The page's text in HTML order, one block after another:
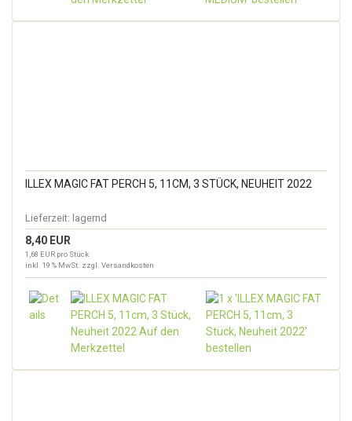
ILLEX MAGIC FAT PERCH 5, 11CM, 3 STÜCK, NEUHEIT 2022
Lieferzeit: lagernd
8,40 EUR
1,68 EUR pro Stück
inkl. 19 % MwSt. zzgl. Versandkosten